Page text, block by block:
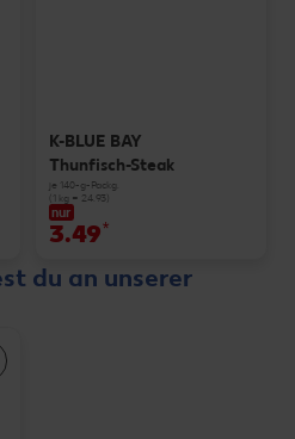
K-BLUE BAY
Thunfisch-Steak
je 140-g-Packg.
(1 kg = 24.93)
nur
3.49*
du an unserer